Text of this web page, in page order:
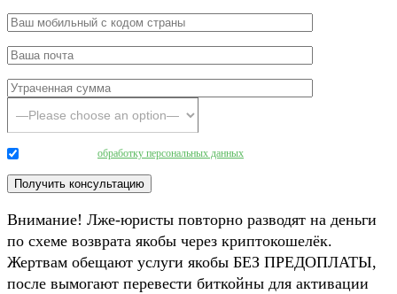
обработку персональных данных
Внимание! Лже-юристы повторно разводят на деньги
по схеме возврата якобы через криптокошелёк.
Жертвам обещают услуги якобы БЕЗ ПРЕДОПЛАТЫ,
после вымогают перевести биткойны для активации